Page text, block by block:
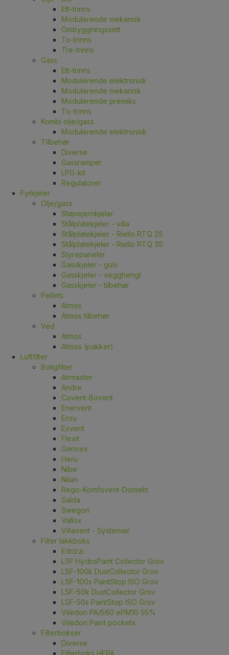
Ett-trinns
Modulerende mekanisk
Ombyggningssett
To-trinns
Tre-trinns
Gass
Ett-trinns
Modulerende elektronisk
Modulerende mekanisk
Modulerende premiks
To-trinns
Kombi olje/gass
Modulerende elektronisk
Tilbehør
Diverse
Gassramper
LPG-kit
Regulatorer
Fyrkjeler
Olje/gass
Støpejernkjeler
Stålplatekjeler - villa
Stålplatekjeler - Riello RTQ 2S
Stålplatekjeler - Riello RTQ 3S
Styrepaneler
Gasskjeler - gulv
Gasskjeler - vegghengt
Gasskjeler - tilbehør
Pellets
Atmos
Atmos tilbehør
Ved
Atmos
Atmos (pakker)
Luftfilter
Boligfilter
Airmaster
Andre
Covent-Bovent
Enervent
Ensy
Exvent
Flexit
Genvex
Heru
Nibe
Nilan
Rego-Komfovent-Domekt
Salda
Swegon
Vallox
Villavent - Systemair
Filter lakkboks
Edrizzi
LSF HydroPaint Collector Grov
LSF-100k DustCollector Grov
LSF-100s PaintStop ISO Grov
LSF-50k DustCollector Grov
LSF-50s PaintStop ISO Grov
Viledon PA/560 ePM10 55%
Viledon Paint pockets
Filterbokser
Diverse
Filterboks HEPA